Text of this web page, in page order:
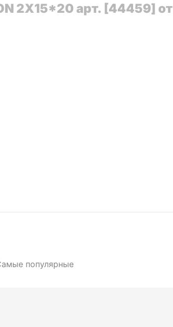
2X15*20 арт. [44459] от
популярные